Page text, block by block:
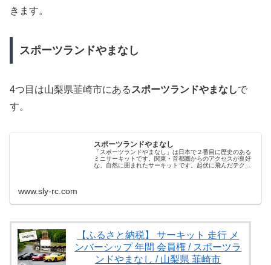
きます。
スポーツランドやまなし
4つ目は山梨県韮崎市にある スポーツランドやまなしで
す。
スポーツランドやまなし
「スポーツランドやまなし」は日本で２番目に歴史のある
ミニサーキットです。関東・首都圏からのアクセスが良好
な、自然に囲まれたサーキットです。起伏に飛んだテクニ
www.sly-rc.com
【ふるさと納税】 サーキット 走行 メ
ンバーシップ 年間 会員権 / スポーツラ
ンドやまなし / 山梨県 韮崎市